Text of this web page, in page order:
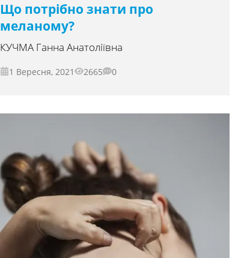
Що потрібно знати про
меланому?
КУЧМА Ганна Анатоліївна
1 Вересня, 2021 2665 0